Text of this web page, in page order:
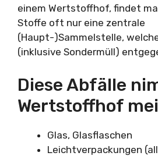
einem Wertstoffhof, findet
Stoffe oft nur eine zentrale
(Haupt-)Sammelstelle,
(inklusive Sondermüll)
Diese Abfälle
Wertstoffhof
Glas, Glasflaschen
Leichtverpackungen